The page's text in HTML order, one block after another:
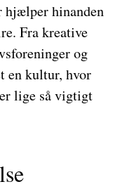
hinanden
Fra kreative
og
en kultur, hvor
lige så vigtigt